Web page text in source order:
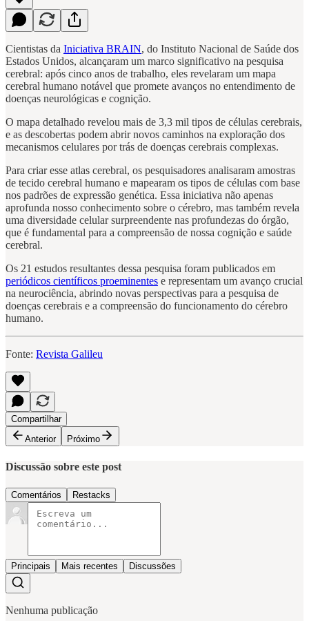
Cientistas da Iniciativa BRAIN, do Instituto Nacional de Saúde dos
Estados Unidos, alcançaram um marco significativo na pesquisa
cerebral: após cinco anos de trabalho, eles revelaram um mapa
cerebral humano notável que promete avanços no entendimento de
doenças neurológicas e cognição.
O mapa detalhado revelou mais de 3,3 mil tipos de células cerebrais,
e as descobertas podem abrir novos caminhos na exploração dos
mecanismos celulares por trás de doenças cerebrais complexas.
Para criar esse atlas cerebral, os pesquisadores analisaram amostras
de tecido cerebral humano e mapearam os tipos de células com base
nos padrões de expressão genética. Essa iniciativa não apenas
aprofunda nosso conhecimento sobre o cérebro, mas também revela
uma diversidade celular surpreendente nas profundezas do órgão,
que é fundamental para a compreensão de nossa cognição e saúde
cerebral.
Os 21 estudos resultantes dessa pesquisa foram publicados em
periódicos científicos proeminentes e representam um avanço crucial
na neurociência, abrindo novas perspectivas para a pesquisa de
doenças cerebrais e a compreensão do funcionamento do cérebro
humano.
Fonte: Revista Galileu
Compartilhar
Anterior
Próximo
Discussão sobre este post
Comentários Restacks
Principais Mais recentes Discussões
Nenhuma publicação